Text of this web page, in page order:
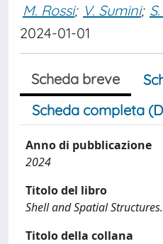
M. Rossi; V. Sumini;
2024-01-01
Scheda breve
Scheda completa
Anno di pubblicazione
2024
Titolo del libro
Shell and Spatial
Titolo della collana